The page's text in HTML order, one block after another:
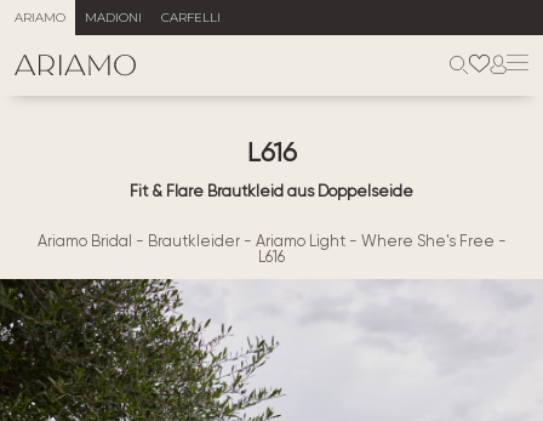
ARIAMO MADIONI CARFELLI
L616
Fit & Flare Brautkleid aus Doppelseide
Ariamo Bridal - Brautkleider- Ariamo Light- Where She's Free -
L616